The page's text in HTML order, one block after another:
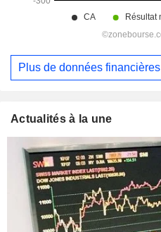
Plus de données financières
Actualités à la une